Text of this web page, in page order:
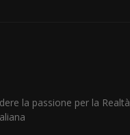
la passione per la Realtà